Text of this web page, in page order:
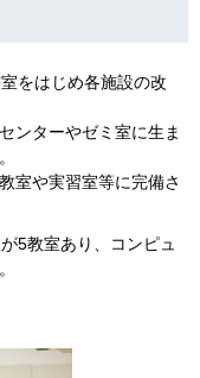
をはじめ各施設の改
ンターやゼミ室に生ま
室や実習室等に完備さ
5教室あり、コンピュ